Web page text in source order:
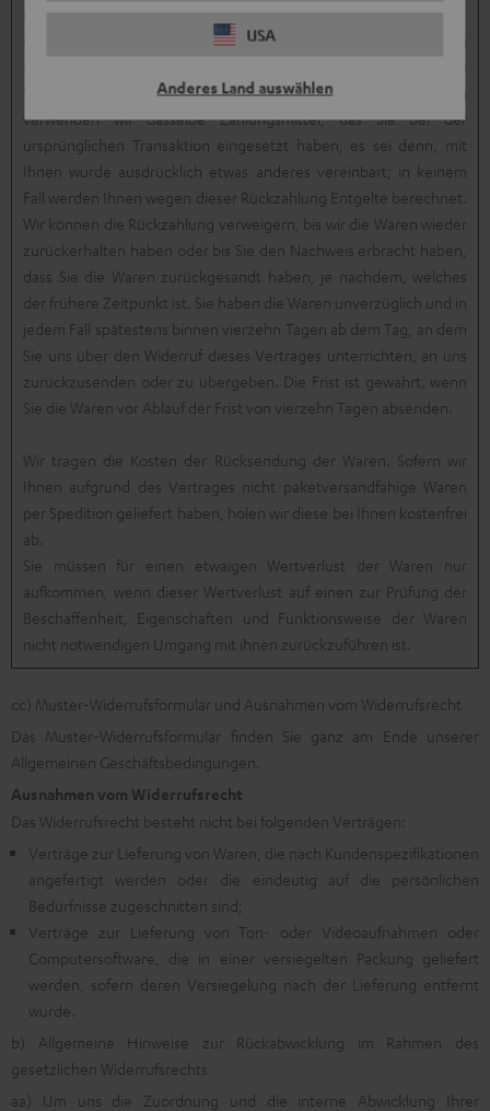
USA
Anderes Land auswählen
unverzüglich und spätestens binnen vierzehn Tagen ab dem Tag
Vertrags bei uns eingegangen ist. Für diese Rückzahlung
verwenden wir dasselbe Zahlungsmittel, das Sie bei der
ursprünglichen Transaktion eingesetzt haben, es sei denn, mit
Ihnen wurde ausdrücklich etwas anderes vereinbart; in keinem
Fall werden Ihnen wegen dieser Rückzahlung Entgelte berechnet.
Wir können die Rückzahlung verweigern, bis wir die Waren wieder
zurückerhalten haben oder bis Sie den Nachweis erbracht haben,
dass Sie die Waren zurückgesandt haben, je nachdem, welches
der frühere Zeitpunkt ist. Sie haben die Waren unverzüglich und in
jedem Fall spätestens binnen vierzehn Tagen ab dem Tag, an dem
Sie uns über den Widerruf dieses Vertrages unterrichten, an uns
zurückzusenden oder zu übergeben. Die Frist ist gewahrt, wenn
Sie die Waren vor Ablauf der Frist von vierzehn Tagen absenden.
Wir tragen die Kosten der Rücksendung der Waren. Sofern wir
Ihnen aufgrund des Vertrages nicht paketversandfähige Waren
per Spedition geliefert haben, holen wir diese bei Ihnen kostenfrei
ab.
Sie müssen für einen etwaigen Wertverlust der Waren nur
aufkommen, wenn dieser Wertverlust auf einen zur Prüfung der
Beschaffenheit, Eigenschaften und Funktionsweise der Waren
nicht notwendigen Umgang mit ihnen zurückzuführen ist.
cc) Muster-Widerrufsformular und Ausnahmen vom Widerrufsrecht
Das Muster-Widerrufsformular finden Sie ganz am Ende unserer
Allgemeinen Geschäftsbedingungen.
Ausnahmen vom Widerrufsrecht
Das Widerrufsrecht besteht nicht bei folgenden Verträgen:
Verträge zur Lieferung von Waren, die nach Kundenspezifikationen
angefertigt werden oder die eindeutig auf die persönlichen
Bedürfnisse zugeschnitten sind;
Verträge zur Lieferung von Ton- oder Videoaufnahmen oder
Computersoftware, die in einer versiegelten Packung geliefert
werden, sofern deren Versiegelung nach der Lieferung entfernt
wurde.
b) Allgemeine Hinweise zur Rückabwicklung im Rahmen des
gesetzlichen Widerrufsrechts
aa) Um uns die Zuordnung und die interne Abwicklung Ihrer